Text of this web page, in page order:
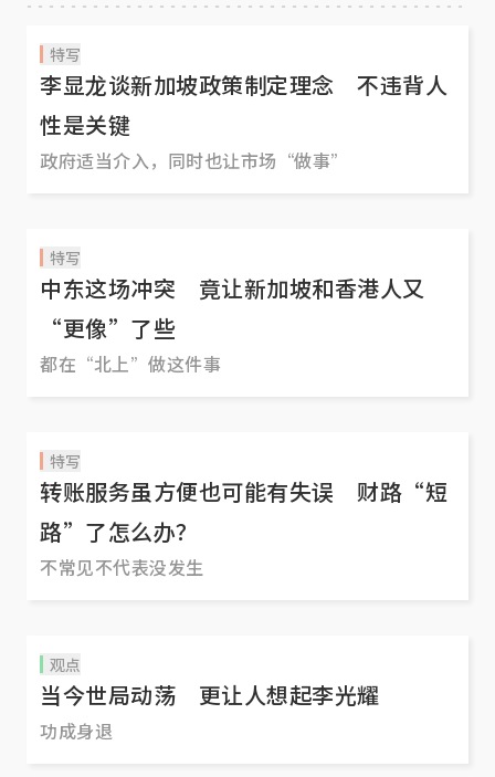
特写
李显龙谈新加坡政策制定理念 不违背人
性是关键
政府适当介入，同时也让市场“做事”
特写
中东这场冲突 竟让新加坡和香港人又
“更像”了些
都在“北上”做这件事
特写
转账服务虽方便也可能有失误 财路“短
路”了怎么办？
不常见不代表没发生
观点
当今世局动荡 更让人想起李光耀
功成身退